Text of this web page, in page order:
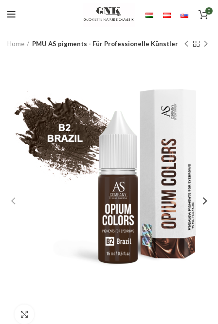
0
Home PMU AS pigments - Für Professionelle Künstler